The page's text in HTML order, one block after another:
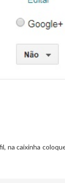
na caixinha